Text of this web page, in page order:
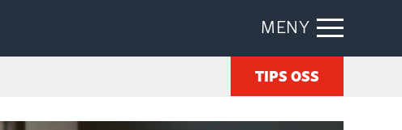
MENY
TIPS OSS